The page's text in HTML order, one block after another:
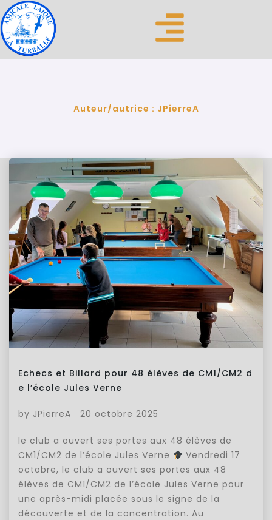
Auteur/autrice : JPierreA
Echecs et Billard pour 48 élèves de CM1/CM2 d
e l’école Jules Verne
by JPierreA 20 octobre 2025
le club a ouvert ses portes aux 48 élèves de
CM1/CM2 de l’école Jules Verne
Vendredi 17
octobre, le club a ouvert ses portes aux 48
élèves de CM1/CM2 de l’école Jules Verne pour
une après-midi placée sous le signe de la
découverte et de la concentration. Au